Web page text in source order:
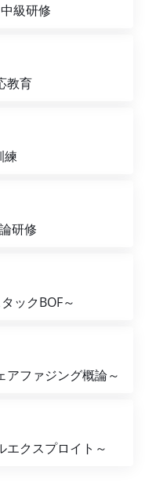
中級研修
教育
練
研修
ックBOF～
アファジング概論～
エクスプロイト～